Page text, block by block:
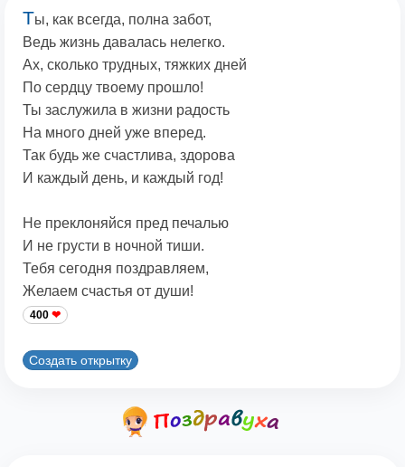
Ты, как всегда, полна забот,
Ведь жизнь давалась нелегко.
Ах, сколько трудных, тяжких дней
По сердцу твоему прошло!
Ты заслужила в жизни радость
На много дней уже вперед.
Так будь же счастлива, здорова
И каждый день, и каждый год!
Не преклоняйся пред печалью
И не грусти в ночной тиши.
Тебя сегодня поздравляем,
Желаем счастья от души!
400
Создать открытку